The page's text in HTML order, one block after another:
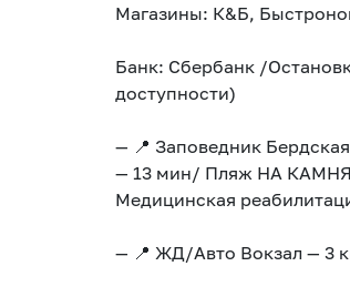
Магазины: К&Б,
Банк: Сбербанк /
доступности)
— 📍 Заповедник
— 13 мин/ Пляж НА
Медицинская
— 📍 ЖД/Авто Вокзал — 3